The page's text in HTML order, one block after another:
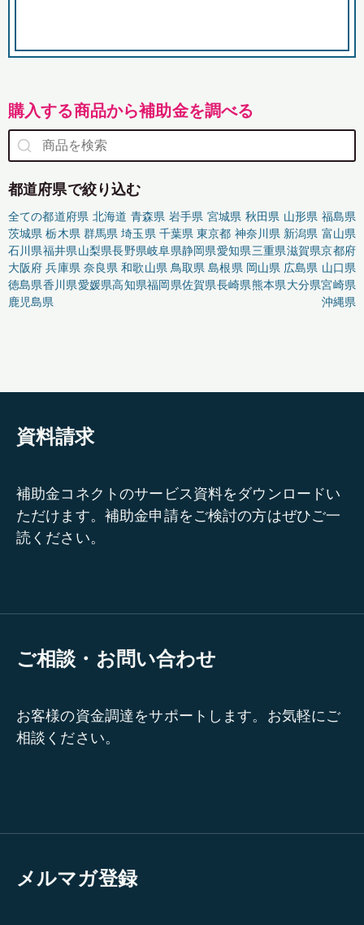
購入する商品から補助金を調べる
都道府県で絞り込む
全ての都道府県 北海道 青森県 岩手県 宮城県 秋田県 山形県 福島県
茨城県 栃木県 群馬県 埼玉県 千葉県 東京都 神奈川県 新潟県 富山県
石川県福井県山梨県長野県岐阜県静岡県愛知県三重県滋賀県京都府
大阪府 兵庫県 奈良県 和歌山県 鳥取県 島根県 岡山県 広島県 山口県
徳島県香川県愛媛県高知県福岡県佐賀県長崎県熊本県大分県宮崎県
鹿児島県
沖縄県
資料請求
補助金コネクトのサービス資料をダウンロードい
ただけます。補助金申請をご検討の方はぜひご一
読ください。
ご相談・お問い合わせ
お客様の資金調達をサポートします。お気軽にご
相談ください。
メルマガ登録